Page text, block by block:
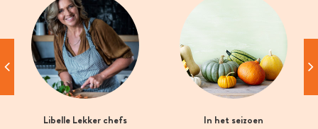
Libelle Lekker chefs In het seizoen